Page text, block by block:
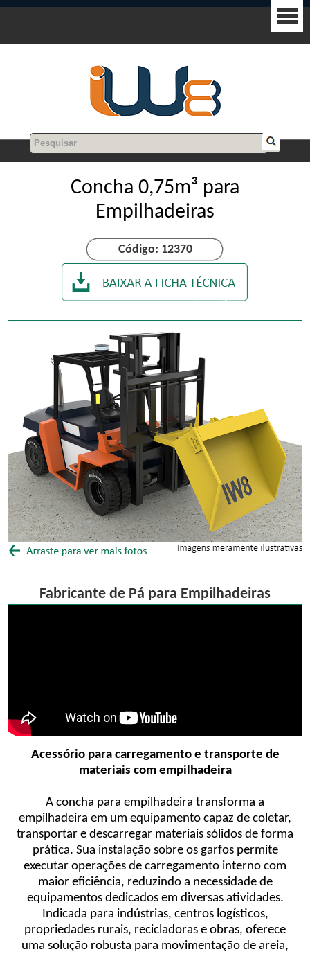
Concha 0,75m³ para
Empilhadeiras
Código: 12370
Fabricante de Pá para Empilhadeiras
Acessório para carregamento e transporte de
materiais com empilhadeira
A concha para empilhadeira transforma a
empilhadeira em um equipamento capaz de coletar,
transportar e descarregar materiais sólidos de forma
prática. Sua instalação sobre os garfos permite
executar operações de carregamento interno com
maior eficiência, reduzindo a necessidade de
equipamentos dedicados em diversas atividades.
Indicada para indústrias, centros logísticos,
propriedades rurais, recicladoras e obras, oferece
uma solução robusta para movimentação de areia,